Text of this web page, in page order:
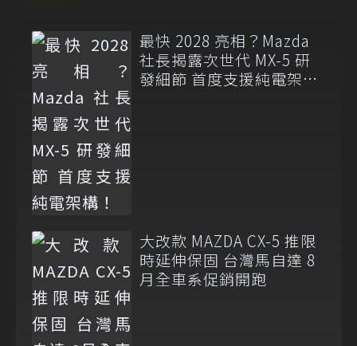
最快 2028 亮相？Mazda
社長揭露次世代 MX-5 研
發細節 首度支援純電架
大改款 MAZDA CX-5 推限
時延伸保固 台灣馬自達 8
月全車系促銷開跑